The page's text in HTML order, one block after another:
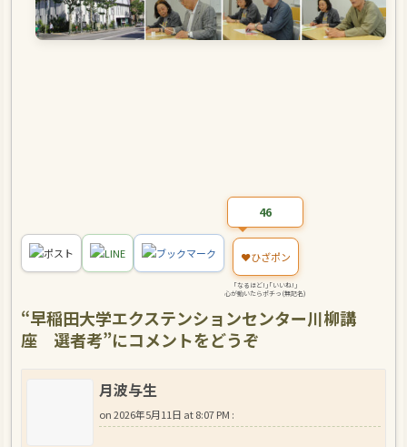
ポスト LINE ブックマーク
46
❤️ひざポン
｢なるほど!｣｢いいね!｣
心が動いたらポチっ(無記名)
“早稲田大学エクステンションセンター川柳講
座 選者考”にコメントをどうぞ
月波与生
on2026年5月11日 at 8:07 PM :